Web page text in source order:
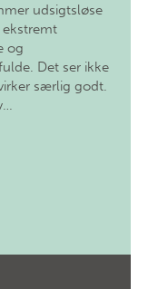
udsigtsløse
og
Det ser ikke
særlig godt.